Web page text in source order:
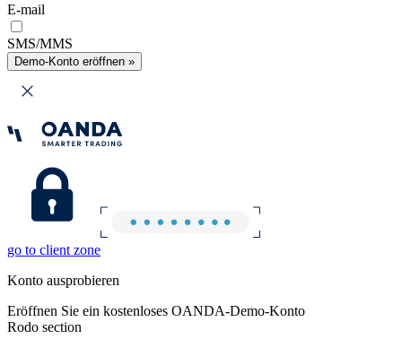
E-mail
SMS/MMS
Demo-Konto eröffnen »
go to client zone
Konto ausprobieren
Eröffnen Sie ein kostenloses OANDA-Demo-Konto
Rodo section